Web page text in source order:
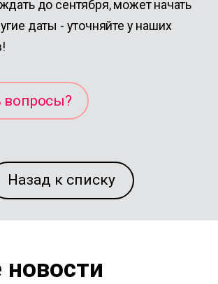
до сентября, может начать
даты - уточняйте у наших
вопросы?
Назад к списку
новости